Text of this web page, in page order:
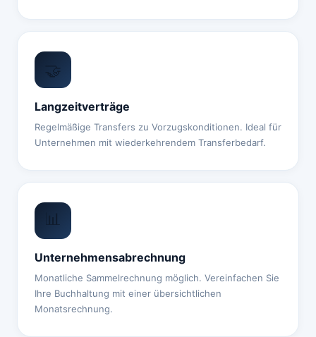
🤝
Langzeitverträge
Regelmäßige Transfers zu Vorzugskonditionen. Ideal für
Unternehmen mit wiederkehrendem Transferbedarf.
Unternehmensabrechnung
Monatliche Sammelrechnung möglich. Vereinfachen Sie
Ihre Buchhaltung mit einer übersichtlichen
Monatsrechnung.